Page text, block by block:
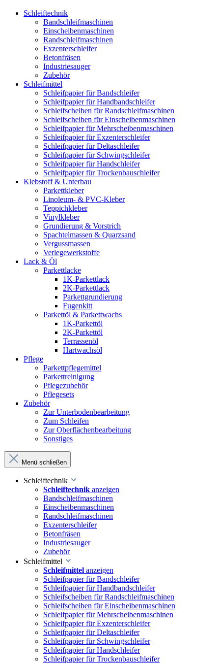
Schleiftechnik
Bandschleifmaschinen
Einscheibenmaschinen
Randschleifmaschinen
Exzenterschleifer
Betonfräsen
Industriesauger
Zubehör
Schleifmittel
Schleifpapier für Bandschleifer
Schleifpapier für Handbandschleifer
Schleifscheiben für Randschleifmaschinen
Schleifscheiben für Einscheibenmaschinen
Schleifpapier für Mehrscheibenmaschinen
Schleifpapier für Exzenterschleifer
Schleifpapier für Deltaschleifer
Schleifpapier für Schwingschleifer
Schleifpapier für Handschleifer
Schleifpapier für Trockenbauschleifer
Klebstoff & Unterbau
Parkettkleber
Linoleum- & PVC-Kleber
Teppichkleber
Vinylkleber
Grundierung & Vorstrich
Spachtelmassen & Quarzsand
Vergussmassen
Verlegewerkstoffe
Lack & Öl
Parkettlacke
1K-Parkettlack
2K-Parkettlack
Parkettgrundierung
Fugenkitt
Parkettöl & Parkettwachs
1K-Parkettöl
2K-Parkettöl
Terrassenöl
Hartwachsöl
Pflege
Parkettpflegemittel
Parkettreinigung
Pflegezubehör
Pflegesets
Zubehör
Zur Unterbodenbearbeitung
Zum Schleifen
Zur Oberflächenbearbeitung
Sonstiges
Menü schließen
Schleiftechnik
Schleiftechnik anzeigen
Bandschleifmaschinen
Einscheibenmaschinen
Randschleifmaschinen
Exzenterschleifer
Betonfräsen
Industriesauger
Zubehör
Schleifmittel
Schleifmittel anzeigen
Schleifpapier für Bandschleifer
Schleifpapier für Handbandschleifer
Schleifscheiben für Randschleifmaschinen
Schleifscheiben für Einscheibenmaschinen
Schleifpapier für Mehrscheibenmaschinen
Schleifpapier für Exzenterschleifer
Schleifpapier für Deltaschleifer
Schleifpapier für Schwingschleifer
Schleifpapier für Handschleifer
Schleifpapier für Trockenbauschleifer